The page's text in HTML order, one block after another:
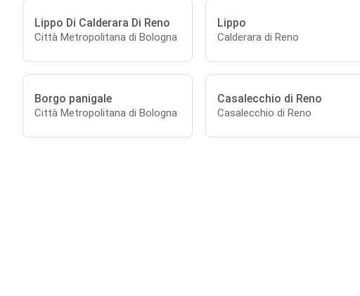
Lippo Di Calderara Di Reno
Città Metropolitana di Bologna
Lippo
Calderara di Reno
Borgo panigale
Città Metropolitana di Bologna
Casalecchio di Reno
Casalecchio di Reno